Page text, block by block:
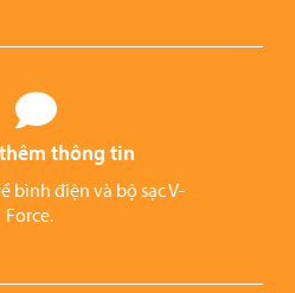
thông tin
bình điện và bộ sạc V-
Force.